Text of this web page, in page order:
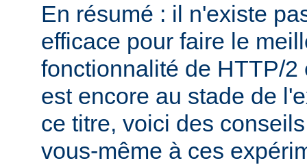
En résumé : il n'existe
efficace pour faire le
fonctionnalité de HTTP/2
est encore au stade de
ce titre, voici des
vous-même à ces